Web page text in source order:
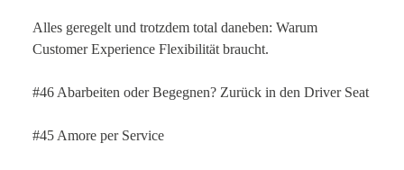
Alles geregelt und trotzdem total daneben: Warum
Customer Experience Flexibilität braucht.
#46 Abarbeiten oder Begegnen? Zurück in den Driver Seat
#45 Amore per Service